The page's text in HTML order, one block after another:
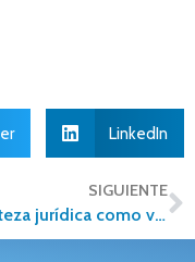
LinkedIn
SIGUIENTE
La certeza jurídica como ventaja competitiva en el sector inmobiliario